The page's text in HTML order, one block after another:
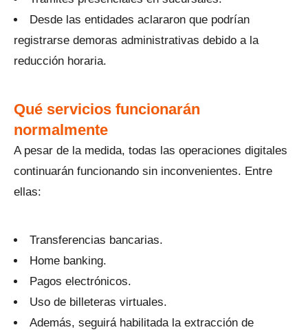
Desde las entidades aclararon que podrían
registrarse demoras administrativas debido a la
reducción horaria.
Qué servicios funcionarán
normalmente
A pesar de la medida, todas las operaciones digitales
continuarán funcionando sin inconvenientes. Entre
ellas:
Transferencias bancarias.
Home banking.
Pagos electrónicos.
Uso de billeteras virtuales.
Además, seguirá habilitada la extracción de